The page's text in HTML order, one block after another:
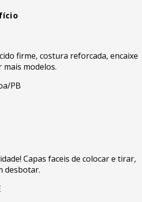
firme, costura reforcada, encaixe
modelos.
PB
Capas faceis de colocar e tirar,
desbotar.